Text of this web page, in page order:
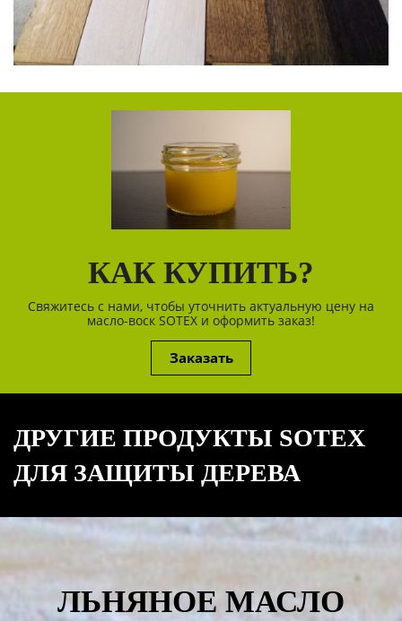
КАК КУПИТЬ?
Свяжитесь с нами, чтобы уточнить актуальную цену на
масло-воск SOTEX и оформить заказ!
Заказать
ДРУГИЕ ПРОДУКТЫ SOTEX
ДЛЯ ЗАЩИТЫ ДЕРЕВА
ЛЬНЯНОЕ МАСЛО